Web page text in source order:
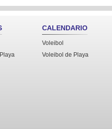
CALENDARIO
Voleibol
Voleibol de Playa